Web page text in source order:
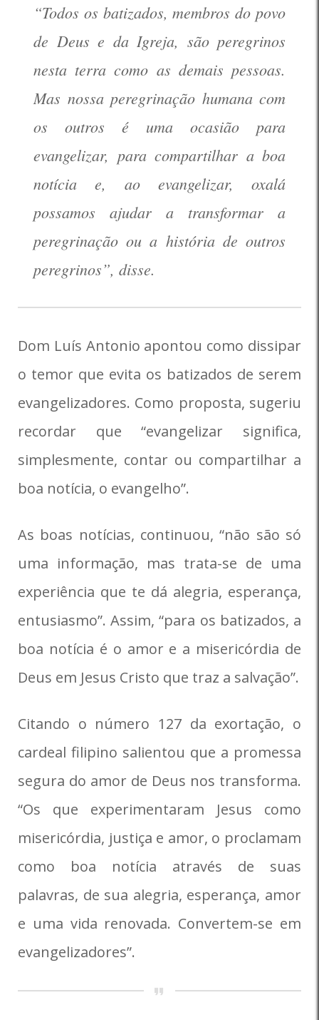
“Todos os batizados, membros do povo
de Deus e da Igreja, são peregrinos
nesta terra como as demais pessoas.
Mas nossa peregrinação humana com
os outros é uma ocasião para
evangelizar, para compartilhar a boa
notícia e, ao evangelizar, oxalá
possamos ajudar a transformar a
peregrinação ou a história de outros
peregrinos”, disse.
Dom Luís Antonio apontou como dissipar
o temor que evita os batizados de serem
evangelizadores. Como proposta, sugeriu
recordar que “evangelizar significa,
simplesmente, contar ou compartilhar a
boa notícia, o evangelho”.
As boas notícias, continuou, “não são só
uma informação, mas trata-se de uma
experiência que te dá alegria, esperança,
entusiasmo”. Assim, “para os batizados, a
boa notícia é o amor e a misericórdia de
Deus em Jesus Cristo que traz a salvação”.
Citando o número 127 da exortação, o
cardeal filipino salientou que a promessa
segura do amor de Deus nos transforma.
“Os que experimentaram Jesus como
misericórdia, justiça e amor, o proclamam
como boa notícia através de suas
palavras, de sua alegria, esperança, amor
e uma vida renovada. Convertem-se em
evangelizadores”.